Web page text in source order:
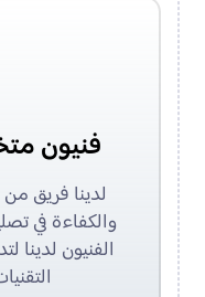
فنيون
لدينا فريق من
والكفاءة في
الفنيون